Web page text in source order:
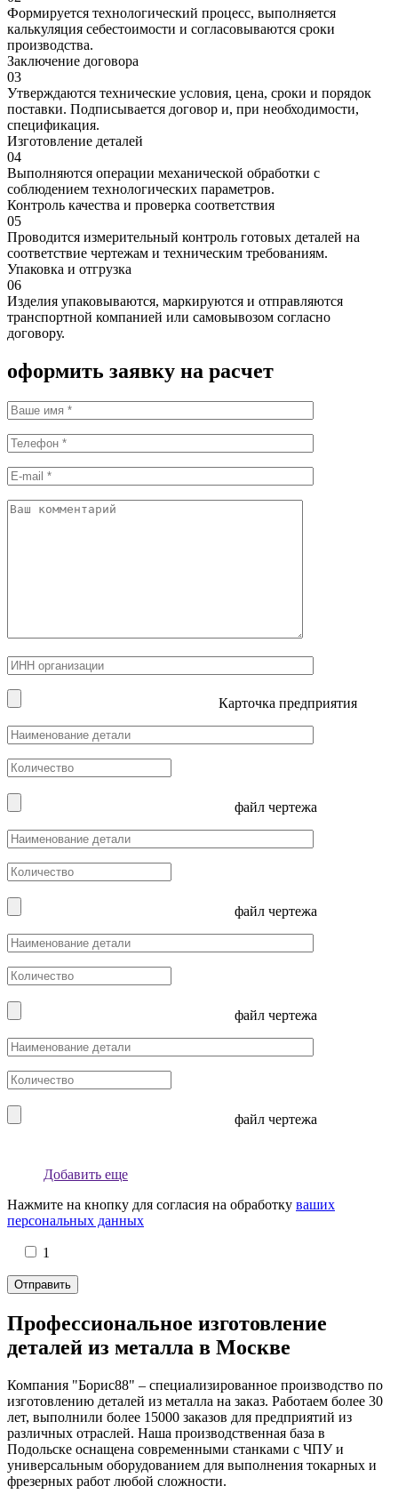
Формируется технологический процесс, выполняется
калькуляция себестоимости и согласовываются сроки
производства.
Заключение договора
03
Утверждаются технические условия, цена, сроки и порядок
поставки. Подписывается договор и, при необходимости,
спецификация.
Изготовление деталей
04
Выполняются операции механической обработки с
соблюдением технологических параметров.
Контроль качества и проверка соответствия
05
Проводится измерительный контроль готовых деталей на
соответствие чертежам и техническим требованиям.
Упаковка и отгрузка
06
Изделия упаковываются, маркируются и отправляются
транспортной компанией или самовывозом согласно
договору.
оформить заявку на расчет
Карточка предприятия
файл чертежа
файл чертежа
файл чертежа
файл чертежа
Добавить еще
Нажмите на кнопку для согласия на обработку ваших
персональных данных
1
Профессиональное изготовление
деталей из металла в Москве
Компания "Борис88" – специализированное производство по
изготовлению деталей из металла на заказ. Работаем более 30
лет, выполнили более 15000 заказов для предприятий из
различных отраслей. Наша производственная база в
Подольске оснащена современными станками с ЧПУ и
универсальным оборудованием для выполнения токарных и
фрезерных работ любой сложности.